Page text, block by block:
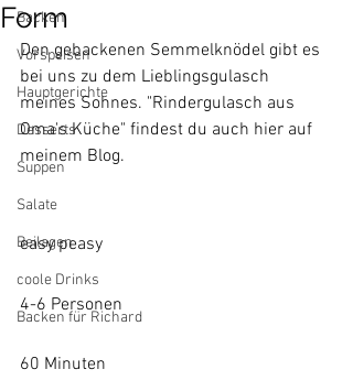
Backen
Vorspeisen
Hauptgerichte
Desserts
Suppen
Salate
Beilagen
coole Drinks
Backen für Richard
Form
Den gebackenen Semmelknödel gibt es
bei uns zu dem Lieblingsgulasch
meines Sohnes. "Rindergulasch aus
Oma's Küche" findest du auch hier auf
meinem Blog.
easy peasy
4-6 Personen
60 Minuten